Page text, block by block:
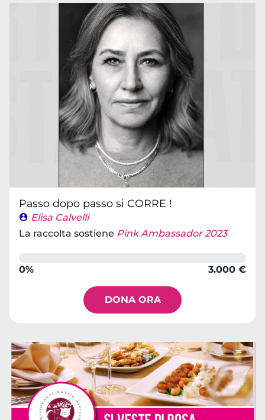
Passo dopo passo si CORRE !
Elisa Calvelli
La raccolta sostiene Pink Ambassador 2023
0% 3.000 €
DONA ORA